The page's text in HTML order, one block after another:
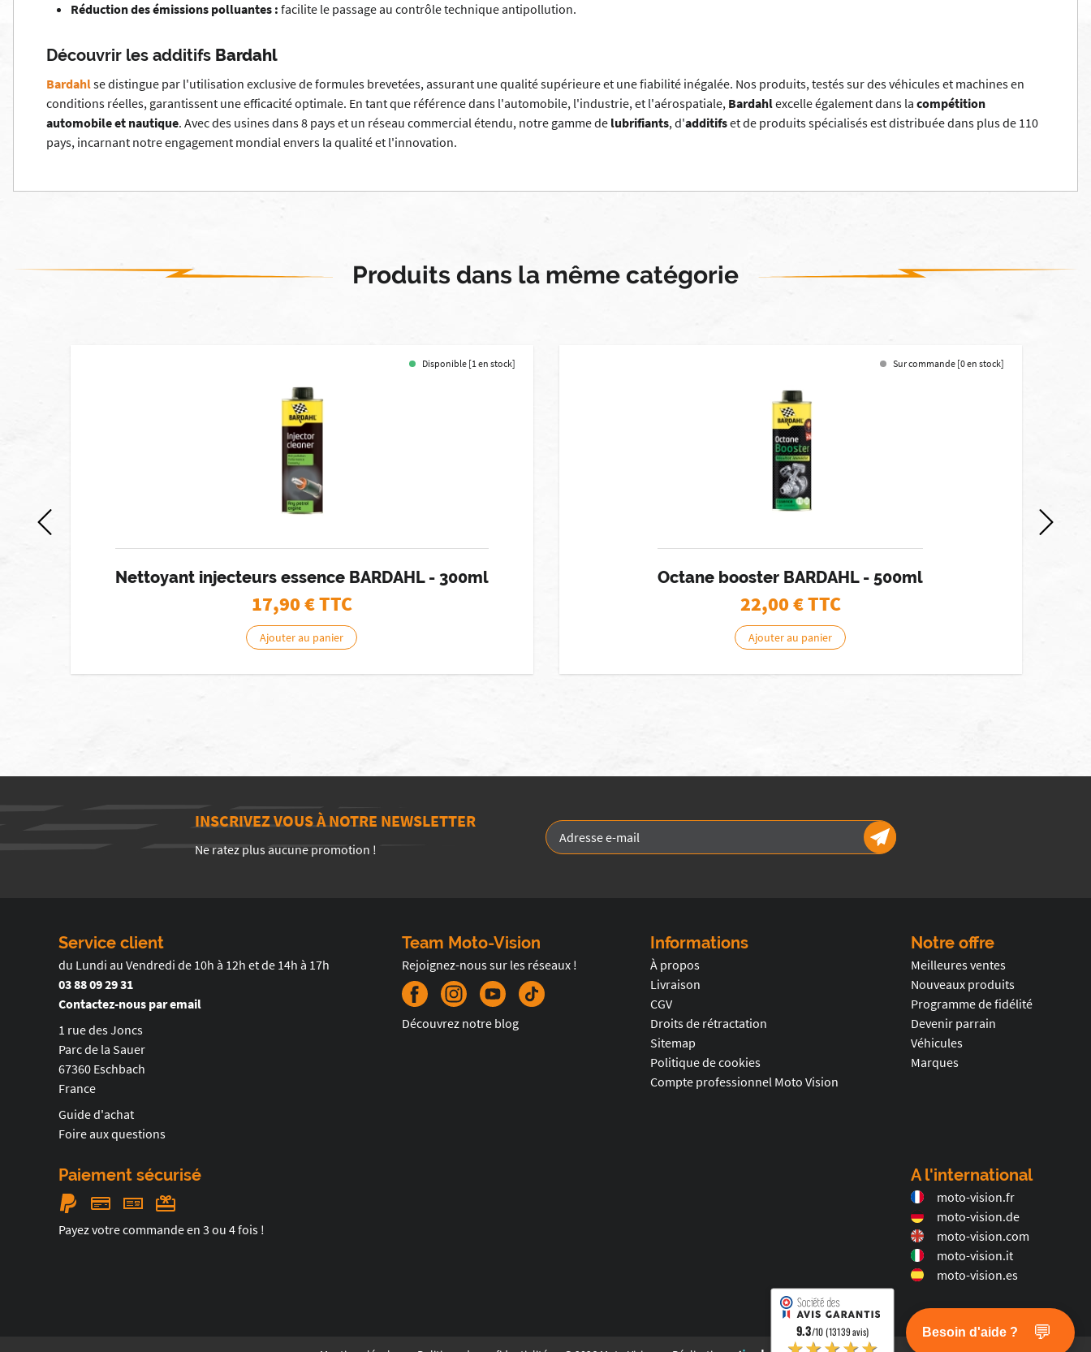
Réduction des émissions polluantes : facilite le passage au contrôle technique antipollution.
Découvrir les additifs Bardahl
Bardahlse distingue par l'utilisation exclusive de formules brevetées, assurant une qualité supérieure et une fiabilité inégalée. Nos produits, testés sur des véhicules et machines en
conditions réelles, garantissent une efficacité optimale. En tant que référence dans l'automobile, l'industrie, et l'aérospatiale, Bardahlexcelle également dans la compétition
automobile et nautique. Avec des usines dans 8 pays et un réseau commercial étendu, notre gamme de lubrifiants, d'additifset de produits spécialisés est distribuée dans plus de 110
pays, incarnant notre engagement mondial envers la qualité et l'innovation.
Produits dans la même catégorie
Disponible [1 en stock]
Nettoyant injecteurs essence BARDAHL - 300ml
17,90€ TTC
Ajouter au panier
Sur commande [0 en stock]
Octane booster BARDAHL - 500ml
22,00€ TTC
Ajouter au panier
INSCRIVEZ VOUS À NOTRE NEWSLETTER
Ne ratez plus aucune promotion !
Service client
du Lundi au Vendredi de 10h à 12h et de 14h à 17h
03 88 09 29 31
Contactez-nous par email
1 rue des Joncs
Parc de la Sauer
67360 Eschbach
France
Guide d'achat
Foire aux questions
Team Moto-Vision
Rejoignez-nous sur les réseaux !
Découvrez notre blog
Informations
À propos
Livraison
CGV
Droits de rétractation
Sitemap
Politique de cookies
Compte professionnel Moto Vision
Notre offre
Meilleures ventes
Nouveaux produits
Programme de fidélité
Devenir parrain
Véhicules
Marques
Paiement sécurisé
Payez votre commande en 3 ou 4 fois !
A l'international
moto-vision.fr
moto-vision.de
moto-vision.com
moto-vision.it
moto-vision.es
Besoin d'aide ? 💬
9.3/10 (13139 avis)